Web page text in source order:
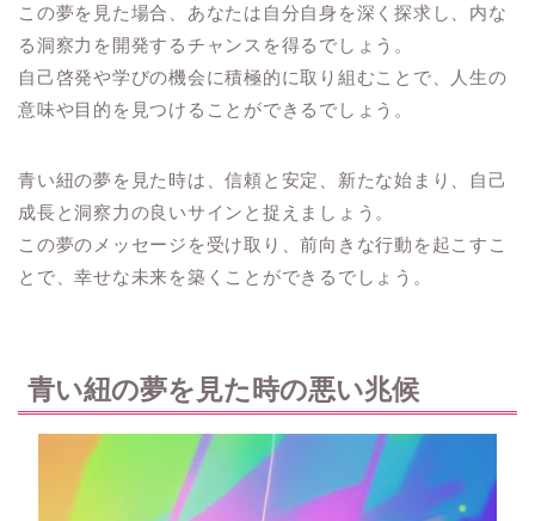
この夢を見た場合、あなたは自分自身を深く探求し、内な
る洞察力を開発するチャンスを得るでしょう。
自己啓発や学びの機会に積極的に取り組むことで、人生の
意味や目的を見つけることができるでしょう。
青い紐の夢を見た時は、信頼と安定、新たな始まり、自己
成長と洞察力の良いサインと捉えましょう。
この夢のメッセージを受け取り、前向きな行動を起こすこ
とで、幸せな未来を築くことができるでしょう。
青い紐の夢を見た時の悪い兆候